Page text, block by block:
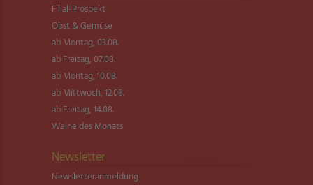
Filial-Prospekt
Obst & Gemüse
ab Montag, 03.08.
ab Freitag, 07.08.
ab Montag, 10.08.
ab Mittwoch, 12.08.
ab Freitag, 14.08.
Weine des Monats
Newsletter
Newsletter­anmeldung